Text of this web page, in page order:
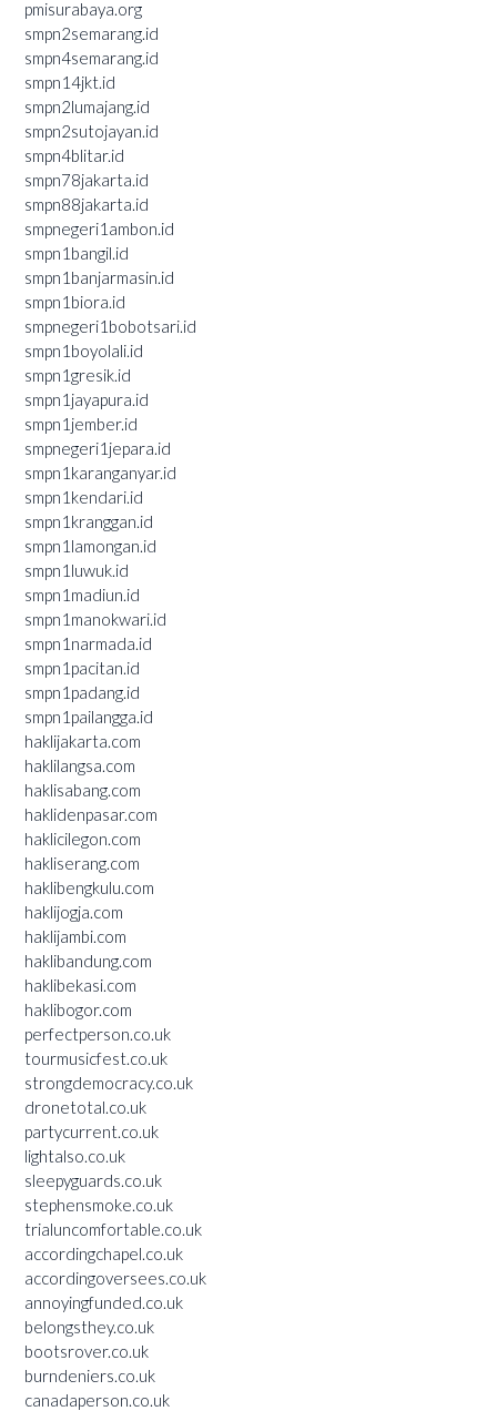
pmisurabaya.org
smpn2semarang.id
smpn4semarang.id
smpn14jkt.id
smpn2lumajang.id
smpn2sutojayan.id
smpn4blitar.id
smpn78jakarta.id
smpn88jakarta.id
smpnegeri1ambon.id
smpn1bangil.id
smpn1banjarmasin.id
smpn1biora.id
smpnegeri1bobotsari.id
smpn1boyolali.id
smpn1gresik.id
smpn1jayapura.id
smpn1jember.id
smpnegeri1jepara.id
smpn1karanganyar.id
smpn1kendari.id
smpn1kranggan.id
smpn1lamongan.id
smpn1luwuk.id
smpn1madiun.id
smpn1manokwari.id
smpn1narmada.id
smpn1pacitan.id
smpn1padang.id
smpn1pailangga.id
haklijakarta.com
haklilangsa.com
haklisabang.com
haklidenpasar.com
haklicilegon.com
hakliserang.com
haklibengkulu.com
haklijogja.com
haklijambi.com
haklibandung.com
haklibekasi.com
haklibogor.com
perfectperson.co.uk
tourmusicfest.co.uk
strongdemocracy.co.uk
dronetotal.co.uk
partycurrent.co.uk
lightalso.co.uk
sleepyguards.co.uk
stephensmoke.co.uk
trialuncomfortable.co.uk
accordingchapel.co.uk
accordingoversees.co.uk
annoyingfunded.co.uk
belongsthey.co.uk
bootsrover.co.uk
burndeniers.co.uk
canadaperson.co.uk